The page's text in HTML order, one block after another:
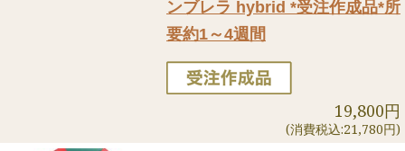
ンブレラ hybrid *受注作成品*所
要約1～4週間
19,800円
(消費税込:21,780円)